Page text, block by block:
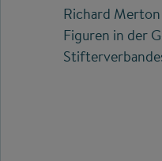
Richard
Figuren in der